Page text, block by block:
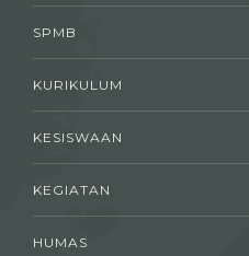
SPMB
KURIKULUM
KESISWAAN
KEGIATAN
HUMAS